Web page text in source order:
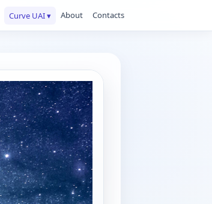
Curve UAI ▾ About Contacts